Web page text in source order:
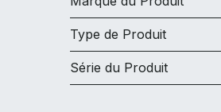
Type de Produit
Série du Produit